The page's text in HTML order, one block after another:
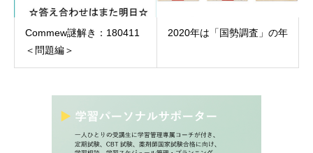
Commew謎解き：180411
＜問題編＞
2020年は「国勢調査」の年